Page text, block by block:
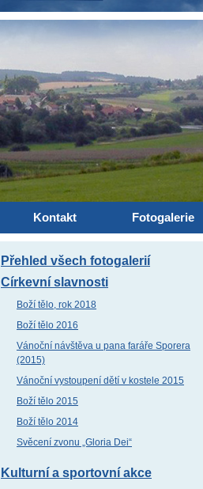
Kontakt Fotogalerie
Přehled všech fotogalerií
Církevní slavnosti
Boží tělo, rok 2018
Boží tělo 2016
Vánoční návštěva u pana faráře Sporera
(2015)
Vánoční vystoupení dětí v kostele 2015
Boží tělo 2015
Boží tělo 2014
Svěcení zvonu „Gloria Dei“
Kulturní a sportovní akce